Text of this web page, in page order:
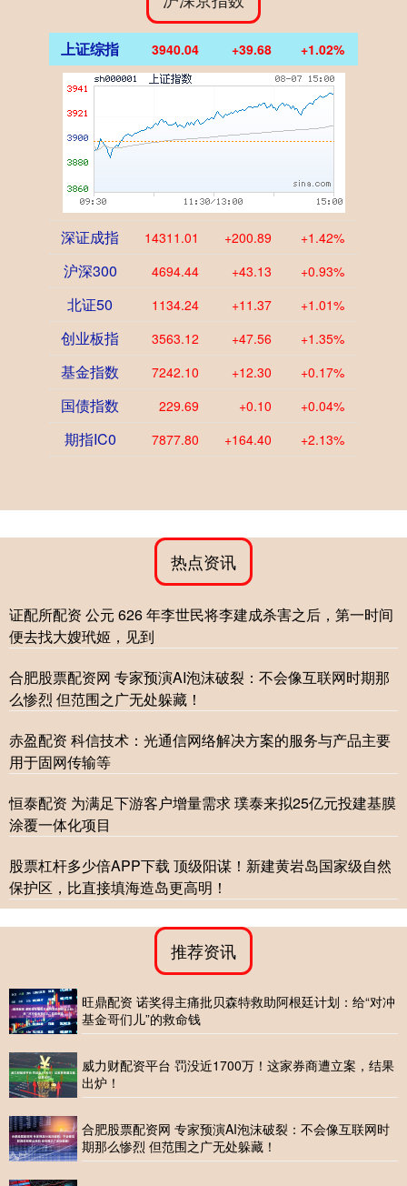
上证综指 3940.04 +39.68 +1.02%
深证成指 14311.01 +200.89 +1.42%
沪深300 4694.44 +43.13 +0.93%
北证50 1134.24 +11.37 +1.01%
创业板指 3563.12 +47.56 +1.35%
基金指数 7242.10 +12.30 +0.17%
国债指数 229.69 +0.10 +0.04%
期指IC0 7877.80 +164.40 +2.13%
热点资讯
证配所配资 公元 626 年李世民将李建成杀害之后，第一时间
便去找大嫂玳姬，见到
合肥股票配资网 专家预演AI泡沫破裂：不会像互联网时期那
么惨烈 但范围之广无处躲藏！
赤盈配资 科信技术：光通信网络解决方案的服务与产品主要
用于固网传输等
恒泰配资 为满足下游客户增量需求 璞泰来拟25亿元投建基膜
涂覆一体化项目
股票杠杆多少倍APP下载 顶级阳谋！新建黄岩岛国家级自然
保护区，比直接填海造岛更高明！
推荐资讯
旺鼎配资 诺奖得主痛批贝森特救助阿根廷计划：给“对冲
基金哥们儿”的救命钱
威力财配资平台 罚没近1700万！这家券商遭立案，结果
出炉！
合肥股票配资网 专家预演AI泡沫破裂：不会像互联网时
期那么惨烈 但范围之广无处躲藏！